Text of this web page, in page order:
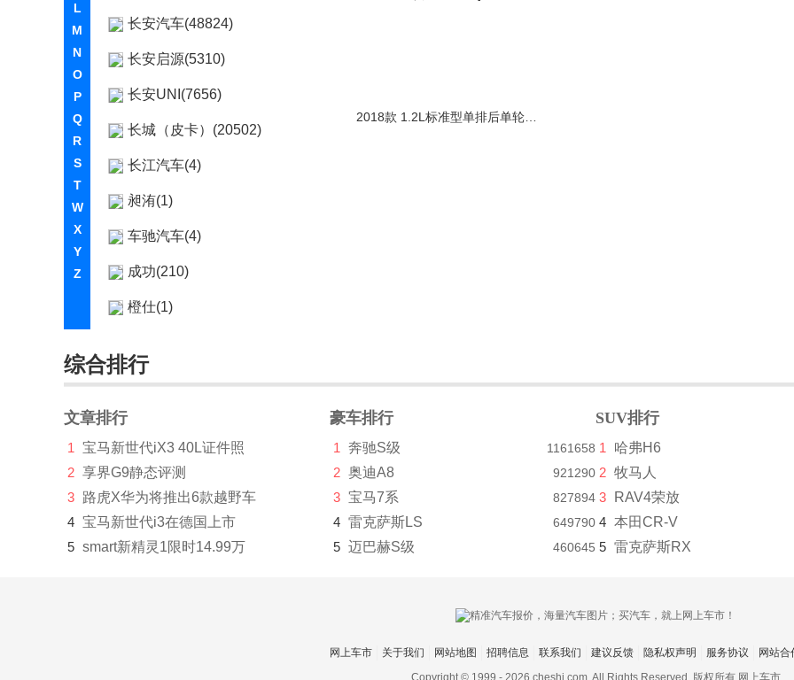
L
M
N
O
P
Q
R
S
T
W
X
Y
Z
长安汽车(48824)
长安启源(5310)
长安UNI(7656)
长城（皮卡）(20502)
长江汽车(4)
昶洧(1)
车驰汽车(4)
成功(210)
橙仕(1)
刺猬汽车(1)
Cupra(8)
D
大乘汽车(277)
大发(2)
道达(2)
综合排行
文章排行
1
宝马新世代iX3 40L证件照
2 享界G9静态评测
3 路虎X华为将推出6款越野车
4 宝马新世代i3在德国上市
5 smart新精灵1限时14.99万
豪车排行
1 奔驰S级 1161658
2 奥迪A8 921290
3 宝马7系 827894
4 雷克萨斯LS 649790
5 迈巴赫S级 460645
SUV排行
1
哈弗H6
2 牧马人
3
RAV4荣放
4 本田CR-V
5 雷克萨斯RX
网上车市 关于我们 网站地图 招聘信息 联系我们 建议反馈 隐私权声明 服务协议
网站合
Copyright © 1999 - 2026 cheshi.com. All Rights Reserved. 版权所有 网上车市